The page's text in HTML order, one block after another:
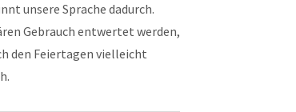
unsere Sprache dadurch.
Gebrauch entwertet werden,
den Feiertagen vielleicht